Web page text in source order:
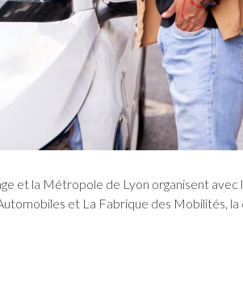
et la Métropole de Lyon organisent avec
et La Fabrique des Mobilités, la